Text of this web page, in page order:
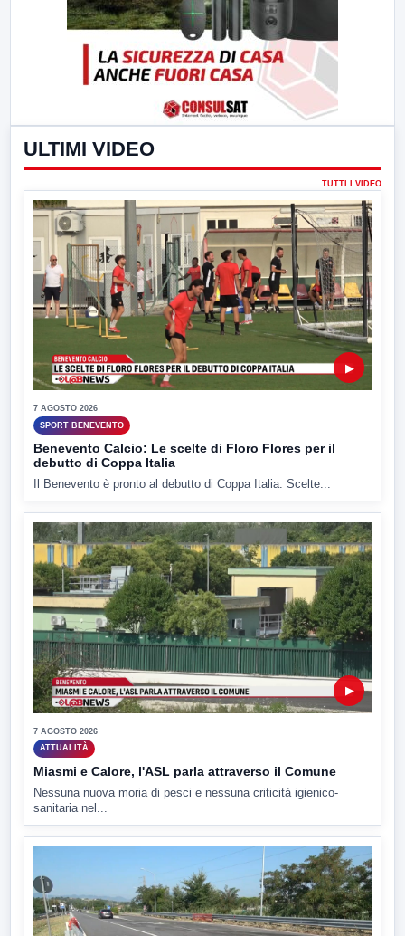
ULTIMI VIDEO
TUTTI I VIDEO
▶
7 AGOSTO 2026
SPORT BENEVENTO
Benevento Calcio: Le scelte di Floro Flores per il
debutto di Coppa Italia
Il Benevento è pronto al debutto di Coppa Italia. Scelte...
▶
7 AGOSTO 2026
ATTUALITÀ
Miasmi e Calore, l'ASL parla attraverso il Comune
Nessuna nuova moria di pesci e nessuna criticità igienico-
sanitaria nel...